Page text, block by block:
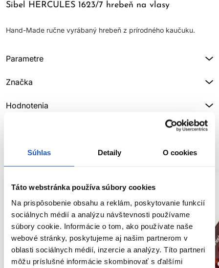
Súhlas Detaily O cookies
Táto webstránka používa súbory cookies
Na prispôsobenie obsahu a reklám, poskytovanie funkcií
sociálnych médií a analýzu návštevnosti používame
súbory cookie. Informácie o tom, ako používate naše
webové stránky, poskytujeme aj našim partnerom v
oblasti sociálnych médií, inzercie a analýzy. Títo partneri
môžu príslušné informácie skombinovať s ďalšími
Sibel HERCULES 1623/7 hrebeň na vlasy
Hand-Made ručne vyrábaný hrebeň z prírodného kaučuku.
Parametre
Značka
Hodnotenia
SÚVISIACE PRODUKTY